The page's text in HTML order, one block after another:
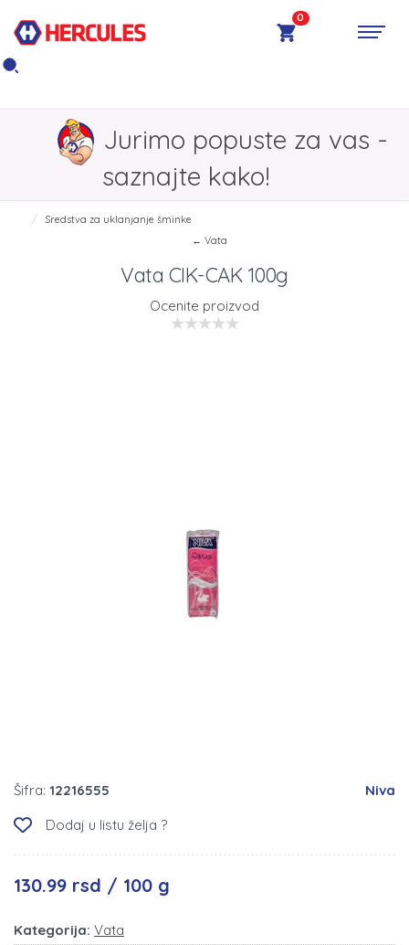
0
Jurimo popuste za vas -
saznajte kako!
Sredstva za uklanjanje šminke
← Vata
Vata CIK-CAK 100g
Ocenite proizvod
Šifra: 12216555
Dodaj u listu želja ?
Niva
130.99 rsd / 100 g
Kategorija: Vata